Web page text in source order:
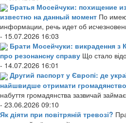
Братья Мосейчуки: похищение
известно на данный момент По
информации, речь идет об
- 15.07.2026 16:03
Брати Мосейчуки: викрадення з
про резонансну справу Що стало
- 14.07.2026 16:01
Другий паспорт у Європі: де
найшвидше отримати
набуття громадянства зазвичай
- 23.06.2026 09:10
Як діяти при повітряній тревозі?